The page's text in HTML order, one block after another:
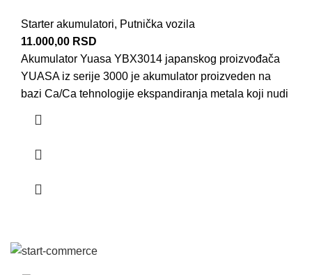
Starter akumulatori, Putnička vozila
11.000,00 RSD
Akumulator Yuasa YBX3014 japanskog proizvođača
YUASA iz serije 3000 je akumulator proizveden na
bazi Ca/Ca tehnologije ekspandiranja metala koji nudi